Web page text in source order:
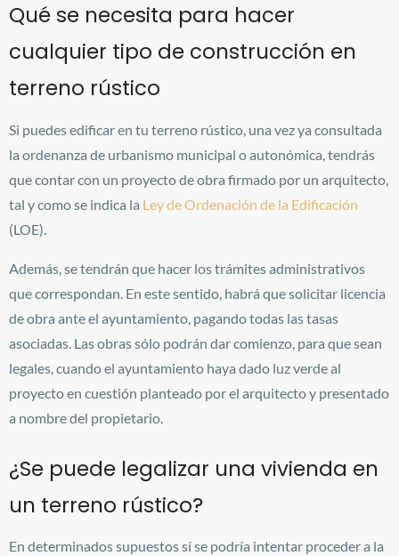
Qué se necesita para hacer
cualquier tipo de construcción en
terreno rústico
Si puedes edificar en tu terreno rústico, una vez ya consultada
la ordenanza de urbanismo municipal o autonómica, tendrás
que contar con un proyecto de obra firmado por un arquitecto,
tal y como se indica la Ley de Ordenación de la Edificación
(LOE).
Además, se tendrán que hacer los trámites administrativos
que correspondan. En este sentido, habrá que solicitar licencia
de obra ante el ayuntamiento, pagando todas las tasas
asociadas. Las obras sólo podrán dar comienzo, para que sean
legales, cuando el ayuntamiento haya dado luz verde al
proyecto en cuestión planteado por el arquitecto y presentado
a nombre del propietario.
¿Se puede legalizar una vivienda en
un terreno rústico?
En determinados supuestos sí se podría intentar proceder a la